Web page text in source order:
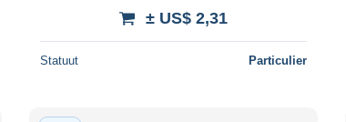
± US$ 2,31
Statuut Particulier